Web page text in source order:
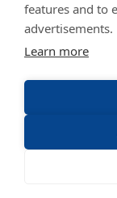
features and to
advertisements.
Learn more
Menzioni Legali
Condizioni generali
Condizioni generali